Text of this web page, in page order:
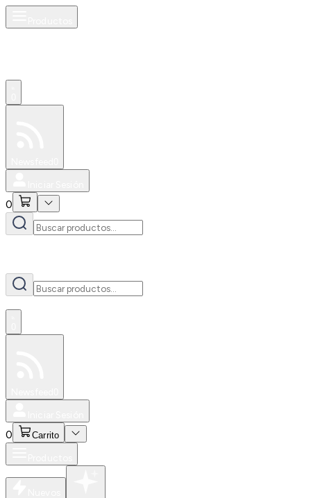
0
0 Carrito